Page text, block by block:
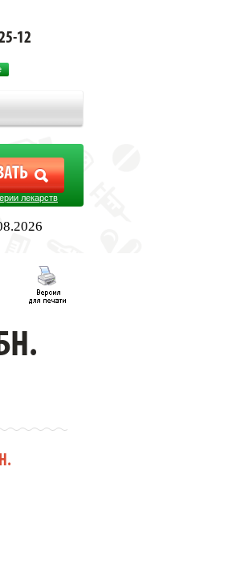
12
лекарств